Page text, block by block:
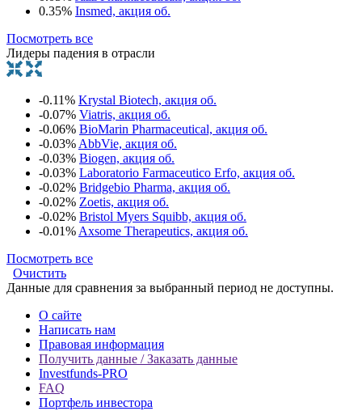
0.35% Insmed, акция об.
Посмотреть все
Лидеры падения в отрасли
-0.11% Krystal Biotech, акция об.
-0.07% Viatris, акция об.
-0.06% BioMarin Pharmaceutical, акция об.
-0.03%AbbVie, акция об.
-0.03% Biogen, акция об.
-0.03% Laboratorio Farmaceutico Erfo, акция об.
-0.02% Bridgebio Pharma, акция об.
-0.02% Zoetis, акция об.
-0.02% Bristol Myers Squibb, акция об.
-0.01%Axsome Therapeutics, акция об.
Посмотреть все
Очистить
Данные для сравнения за выбранный период не доступны.
О сайте
Написать нам
Правовая информация
Получить данные / Заказать данные
Investfunds-PRO
FAQ
Портфель инвестора